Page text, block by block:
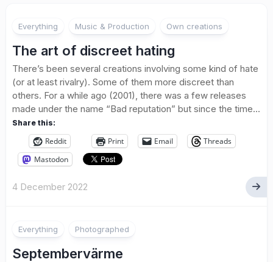
Everything Music & Production Own creations
The art of discreet hating
There’s been several creations involving some kind of hate
(or at least rivalry). Some of them more discreet than
others. For a while ago (2001), there was a few releases
made under the name “Bad reputation” but since the time...
Share this:
Reddit Print Email
Threads
Mastodon
4 December 2022
Everything Photographed
Septembervärme